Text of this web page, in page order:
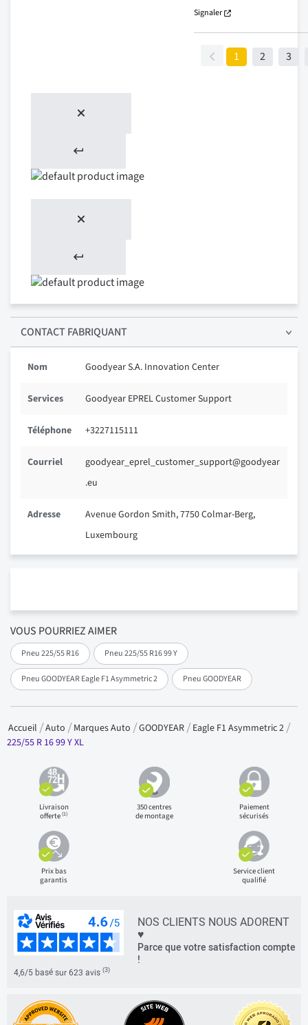
VOUS POURRIEZ AIMER
Pneu 225/55 R16 Pneu 225/55 R16 99 Y
Pneu GOODYEAR Eagle F1 Asymmetric 2 Pneu GOODYEAR
Signaler
1 2 3
CONTACT FABRIQUANT
Nom Goodyear S.A. Innovation Center
Services Goodyear EPREL Customer Support
Téléphone +3227115111
Courriel
goodyear_eprel_customer_support@goodyear
.eu
Adresse
Avenue Gordon Smith, 7750 Colmar-Berg,
Luxembourg
Accueil Auto Marques Auto GOODYEAR
Eagle F1 Asymmetric 2
225/55 R 16 99 Y XL
Livraison
offerte(1)
350 centres
de montage
Paiement
sécurisés
Prix bas
garantis
Service client
qualifié
NOS CLIENTS NOUS ADORENT
♥
Parce que votre satisfaction compte
!
4,6/5 basé sur 623 avis (3)